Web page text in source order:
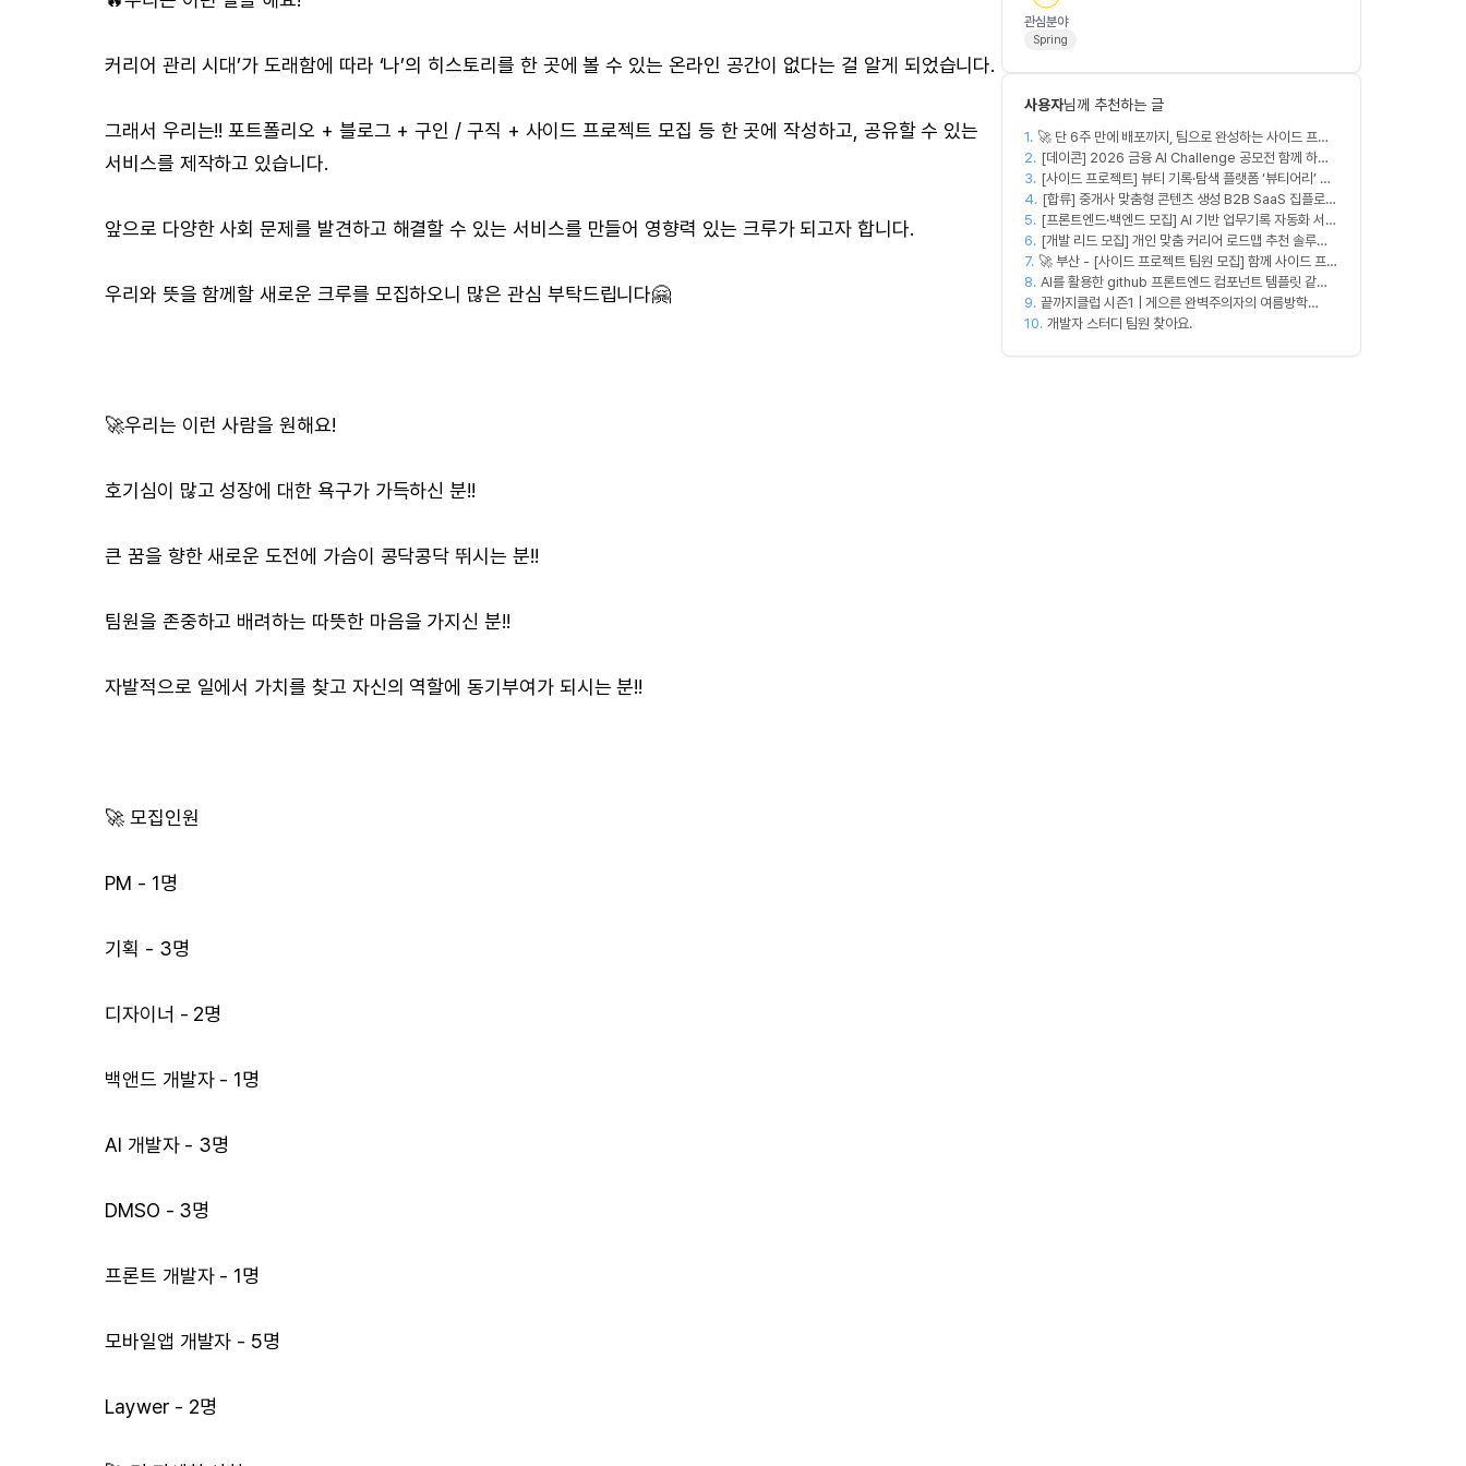
커리어 관리 시대’가 도래함에 따라 ‘나’의 히스토리를 한 곳에 볼 수 있는 온라인 공간이 없다는 걸 알게 되었습니다.
그래서 우리는!! 포트폴리오 + 블로그 + 구인 / 구직 + 사이드 프로젝트 모집 등 한 곳에 작성하고, 공유할 수 있는
서비스를 제작하고 있습니다.
앞으로 다양한 사회 문제를 발견하고 해결할 수 있는 서비스를 만들어 영향력 있는 크루가 되고자 합니다.
우리와 뜻을 함께할 새로운 크루를 모집하오니 많은 관심 부탁드립니다🤗
🚀우리는 이런 사람을 원해요!
호기심이 많고 성장에 대한 욕구가 가득하신 분!!
큰 꿈을 향한 새로운 도전에 가슴이 콩닥콩닥 뛰시는 분!!
팀원을 존중하고 배려하는 따뜻한 마음을 가지신 분!!
자발적으로 일에서 가치를 찾고 자신의 역할에 동기부여가 되시는 분!!
🚀 모집인원
PM - 1명
기획 - 3명
디자이너 - 2명
백앤드 개발자 - 1명
AI 개발자 - 3명
DMSO - 3명
프론트 개발자 - 1명
모바일앱 개발자 - 5명
Laywer - 2명
관심분야
Spring
사용자님께 추천하는 글
1. 🚀 단 6주 만에 배포까지, 팀으로 완성하는 사이드 프로
젝트 [스위프 웹 15기] 🚀
2. [데이콘] 2026 금융 AI Challenge 공모전 함께 하실
프론트엔드, 백엔드, 디자이너 구합니다!
3. [사이드 프로젝트] 뷰티 기록·탐색 플랫폼 ‘뷰티어리’ 디
자이너·프론트엔드·백엔드 팀원을 모집합니다
4. [합류] 중개사 맞춤형 콘텐츠 생성 B2B SaaS 집플로우
과 함께 하실 멤버를 모집합니다!
5. [프론트엔드·백엔드 모집] AI 기반 업무기록 자동화 서비
스 MVP 개발
6. [개발 리드 모집] 개인 맞춤 커리어 로드맵 추천 솔루션
커넥터즈의 백엔드 개발 엔지니어. 리드 개발자를 모집
합니다! (첫 버전 완성, AWS 크레딧 5,000$+ 활용 가
능)
7. 🚀 부산 - [사이드 프로젝트 팀원 모집] 함께 사이드 프로
젝트 진행할 팀원 모집합니다. 🚀
8. AI를 활용한 github 프론트엔드 컴포넌트 템플릿 같이
만드실분
9. 끝까지클럽 시즌1 | 게으른 완벽주의자의 여름방학
(~8/14)
10. 개발자 스터디 팀원 찾아요.